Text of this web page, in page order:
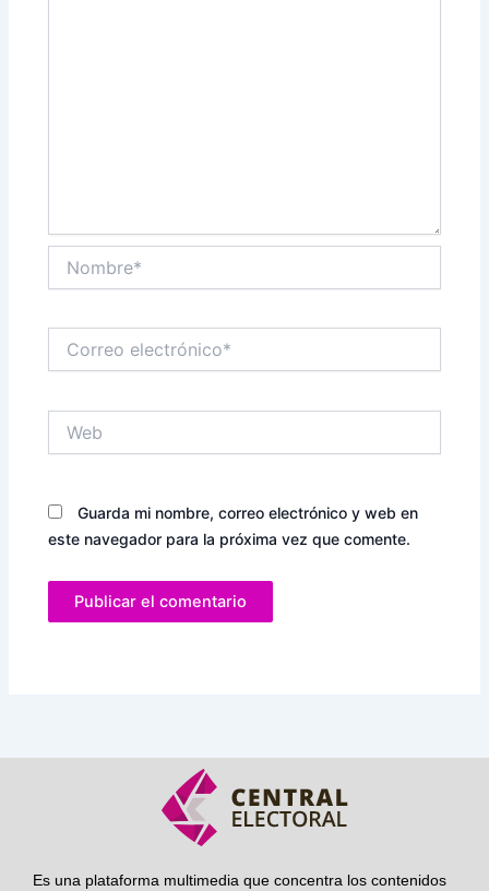
electrónico*
Guarda mi nombre, correo electrónico y web en
este navegador para la próxima vez que comente.
Es una plataforma multimedia que concentra los contenidos